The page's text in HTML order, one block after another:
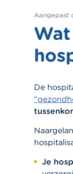
Aangepast
De
Je